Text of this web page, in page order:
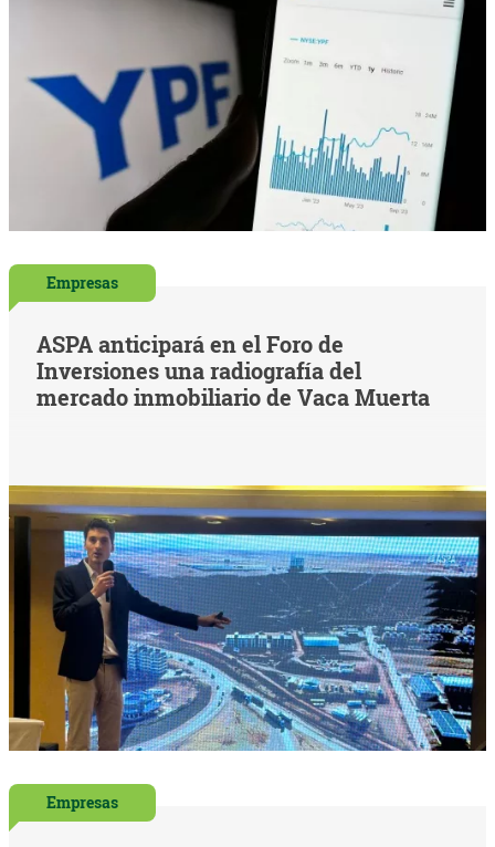
Empresas
ASPA anticipará en el Foro de
Inversiones una radiografía del
mercado inmobiliario de Vaca Muerta
Empresas